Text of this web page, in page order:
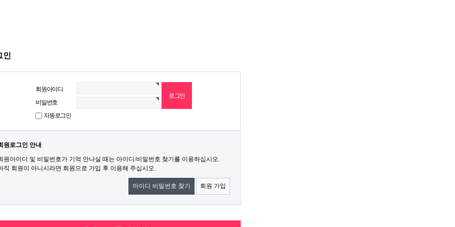
인
회원아이디
비밀번호
자동로그인
원로그인 안내
원아이디 및 비밀번호가 기억 안나실 때는 아이디/비밀번호 찾기를 이용하십시오.
직 회원이 아니시라면 회원으로 가입 후 이용해 주십시오.
아이디 비밀번호 찾기 회원 가입